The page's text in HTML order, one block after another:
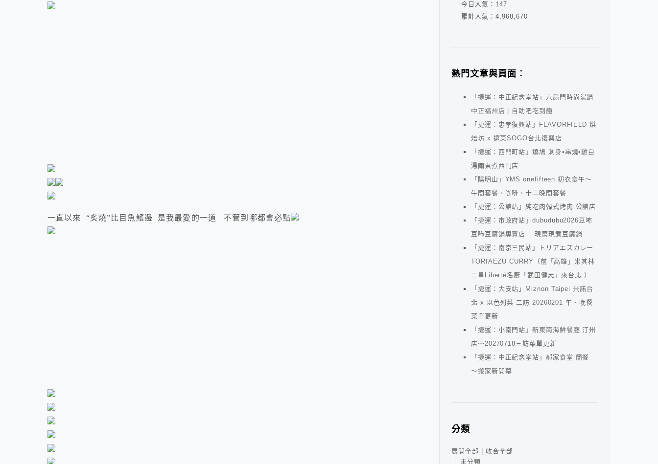
一直以來 “炙燒”比目魚鰭邊 是我最愛的一道 不管到哪都會必點
今日人氣： 147
累計人氣： 4,968,670
熱門文章與頁面︰
「捷運：中正紀念堂站」六扇門時尚湯鍋
中正福州店 | 自助吧吃到飽
「捷運：忠孝復興站」FLAVORFIELD 烘
焙坊 x 遠東SOGO台北復興店
「捷運：西門町站」燒鳩 刺身•串燒•雞白
湯關東煮西門店
「陽明山」YMS onefifteen 初衣食午～
午間套餐、咖啡、十二晚間套餐
「捷運：公館站」純吃肉韓式烤肉 公館店
「捷運：市政府站」dubudubu2026豆咘
豆咘豆腐鍋專賣店 ｜現磨現煮豆腐鍋
「捷運：南京三民站」トリアエズカレー
TORIAEZU CURRY（前「高雄」米其林
二星Liberté名廚「武田健志」來台北 ）
「捷運：大安站」Miznon Taipei 米諾台
北 x 以色列菜 二訪 20260201 午、晚餐
菜單更新
「捷運：小南門站」新東南海鮮餐廳 汀州
店～20270718三訪菜單更新
「捷運：中正紀念堂站」郝家食堂 簡餐
～搬家新開幕
分類
展開全部
收合全部
未分類